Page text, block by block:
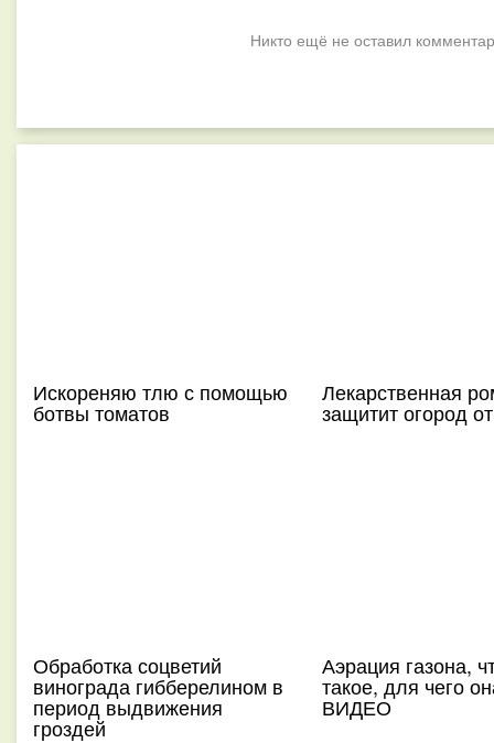
Никто ещё не оставил
Искореняю тлю с помощью
ботвы томатов
Лекарственная
защитит огород
Обработка соцветий
винограда гибберелином в
период выдвижения
гроздей
Аэрация газона,
такое, для чего
ВИДЕО